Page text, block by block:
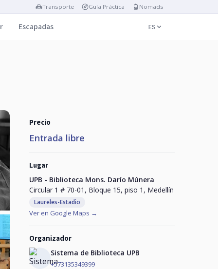
Transporte Guía Práctica Nomads
Escapadas ES
Precio
Entrada libre
Lugar
UPB - Biblioteca Mons. Darío Múnera
Circular 1 # 70-01, Bloque 15, piso 1, Medellín
Laureles-Estadio
Ver en Google Maps →
Organizador
Sistema de Biblioteca UPB
+573135349399